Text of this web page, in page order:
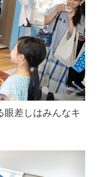
眼差しはみんなキ